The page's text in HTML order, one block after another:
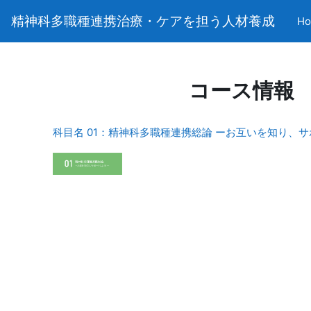
精神科多職種連携治療・ケアを担う人材養成
コース情報
科目名 01：精神科多職種連携総論 ーお互いを知り、